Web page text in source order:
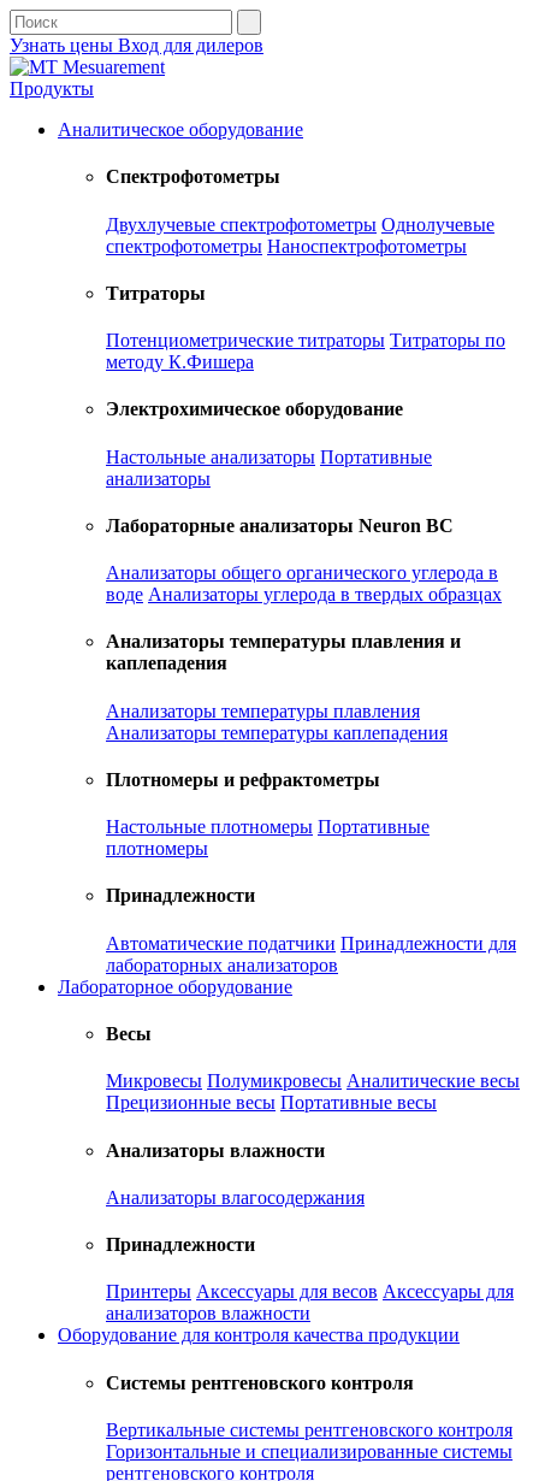
Узнать цены Вход для дилеров
Продукты
Аналитическое оборудование
Спектрофотометры
Двухлучевые спектрофотометры Однолучевые
спектрофотометры Наноспектрофотометры
Титраторы
Потенциометрические титраторы Титраторы по
методу К.Фишера
Электрохимическое оборудование
Настольные анализаторы Портативные
анализаторы
Лабораторные анализаторы Neuron BC
Анализаторы общего органического углерода в
воде Анализаторы углерода в твердых образцах
Анализаторы температуры плавления и
каплепадения
Анализаторы температуры плавления
Анализаторы температуры каплепадения
Плотномеры и рефрактометры
Настольные плотномеры Портативные
плотномеры
Принадлежности
Автоматические податчики Принадлежности для
лабораторных анализаторов
Лабораторное оборудование
Весы
Микровесы Полумикровесы Аналитические весы
Прецизионные весы Портативные весы
Анализаторы влажности
Анализаторы влагосодержания
Принадлежности
Принтеры Аксессуары для весов Аксессуары для
анализаторов влажности
Оборудование для контроля качества продукции
Системы рентгеновского контроля
Вертикальные системы рентгеновского контроля
Горизонтальные и специализированные системы
рентгеновского контроля